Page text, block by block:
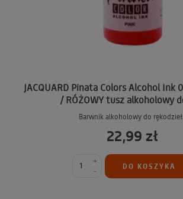
JACQUARD Pinata Colors Alcohol Ink
/ RÓŻOWY tusz alkoholowy
Barwnik alkoholowy do
22,99 zł
-
+
DO KOSZYKA